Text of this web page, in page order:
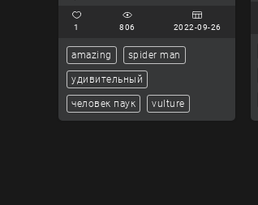
1 806 2022-09-26
amazing spider man
удивительный
человек паук vulture